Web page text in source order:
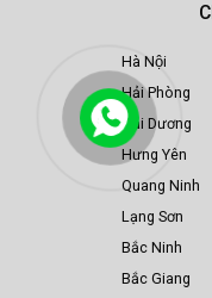
Hà Nội
Hải Phòng
Hải Dương
Hưng Yên
Quang Ninh
Lạng Sơn
Bắc Ninh
Bắc Giang